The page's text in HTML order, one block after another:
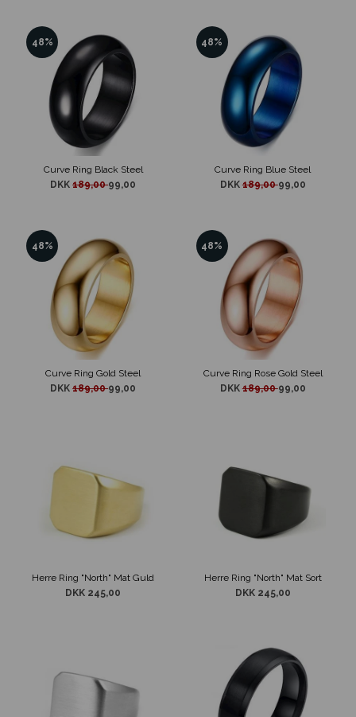
48%
Curve Ring Black Steel
DKK189,0099,00
48%
Curve Ring Blue Steel
DKK189,0099,00
48%
Curve Ring Gold Steel
DKK189,0099,00
48%
Curve Ring Rose Gold Steel
DKK189,0099,00
Herre Ring "North" Mat Guld
DKK 245,00
Herre Ring "North" Mat Sort
DKK 245,00